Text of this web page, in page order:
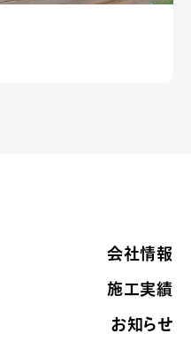
会社情報
施工実績
お知らせ